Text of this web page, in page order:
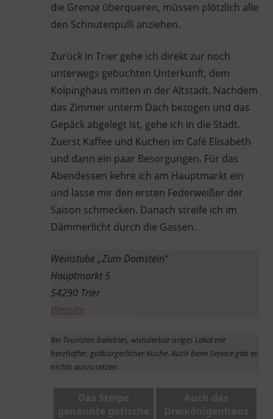
die Grenze überqueren, müssen plötzlich alle
den Schnutenpulli anziehen.
Zurück in Trier gehe ich direkt zur noch
unterwegs gebuchten Unterkunft, dem
Kolpinghaus mitten in der Altstadt. Nachdem
das Zimmer unterm Dach bezogen und das
Gepäck abgelegt ist, gehe ich in die Stadt.
Zuerst Kaffee und Kuchen im Café Elisabeth
und dann ein paar Besorgungen. Für das
Abendessen kehre ich am Hauptmarkt ein
und lasse mir den ersten Federweißer der
Saison schmecken. Danach streife ich im
Dämmerlicht durch die Gassen.
Weinstube „Zum Domstein“
Hauptmarkt 5
54290 Trier
Website
Bei Touristen beliebtes, wunderbar uriges Lokal mit
herzhafter, gutbürgerlicher Küche. Auch beim Service gab es
nichts auszusetzen.